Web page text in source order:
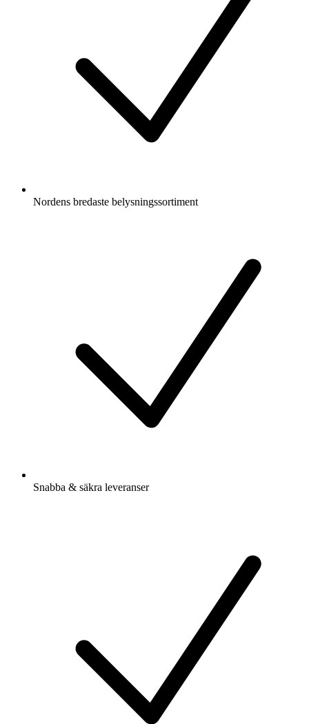
Nordens bredaste belysningssortiment
Snabba & säkra leveranser